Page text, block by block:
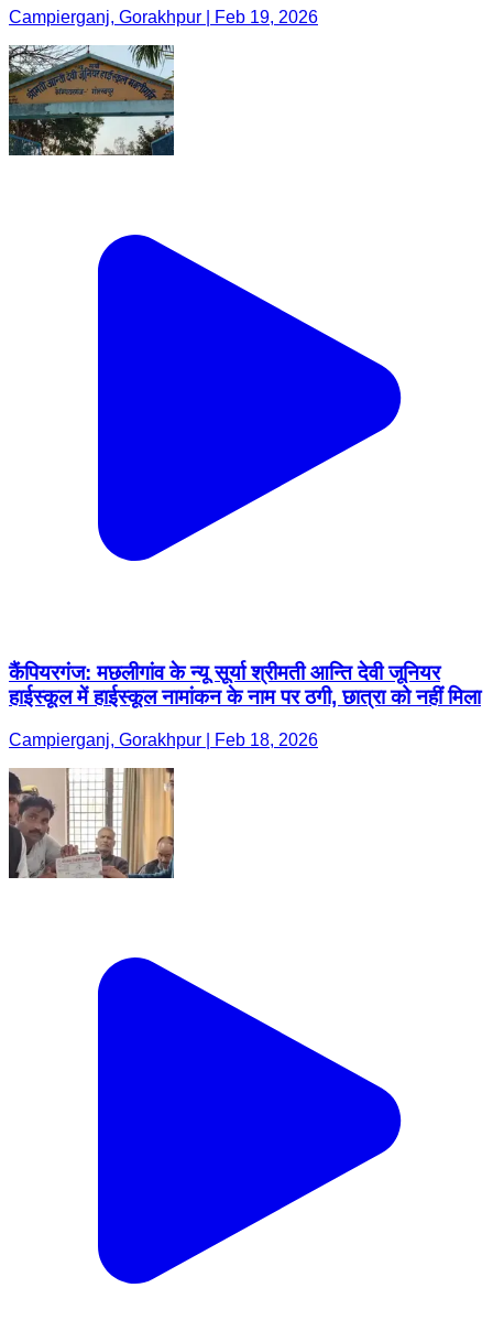
Campierganj, Gorakhpur | Feb 19, 2026
कैंपियरगंज: मछलीगांव के न्यू सूर्या श्रीमती आन्ति देवी जूनियर
हाईस्कूल में हाईस्कूल नामांकन के नाम पर ठगी, छात्रा को नहीं मिला
Campierganj, Gorakhpur | Feb 18, 2026